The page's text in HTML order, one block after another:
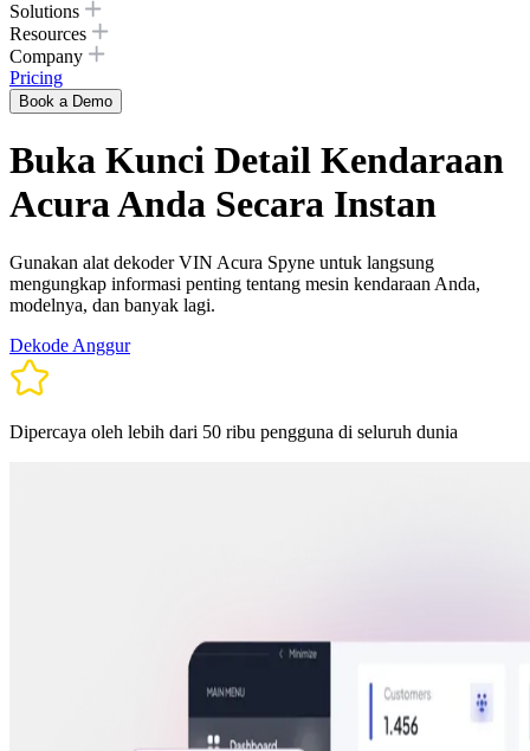
Solutions
Resources
Company
Pricing
Book a Demo
Buka Kunci Detail Kendaraan
Acura Anda Secara Instan
Gunakan alat dekoder VIN Acura Spyne untuk langsung
mengungkap informasi penting tentang mesin kendaraan Anda,
modelnya, dan banyak lagi.
Dekode Anggur
Dipercaya oleh lebih dari 50 ribu pengguna di seluruh dunia